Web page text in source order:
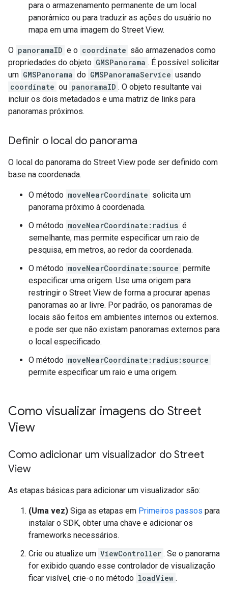
para o armazenamento permanente de um local
panorâmico ou para traduzir as ações do usuário no
mapa em uma imagem do Street View.
O panoramaID e o coordinate são armazenados como
propriedades do objeto GMSPanorama . É possível solicitar
um GMSPanorama do GMSPanoramaService usando
coordinate ou panoramaID . O objeto resultante vai
incluir os dois metadados e uma matriz de links para
panoramas próximos.
Definir o local do panorama
O local do panorama do Street View pode ser definido com
base na coordenada.
O método moveNearCoordinate solicita um
panorama próximo à coordenada.
O método moveNearCoordinate:radius é
semelhante, mas permite especificar um raio de
pesquisa, em metros, ao redor da coordenada.
O método moveNearCoordinate:source permite
especificar uma origem. Use uma origem para
restringir o Street View de forma a procurar apenas
panoramas ao ar livre. Por padrão, os panoramas de
locais são feitos em ambientes internos ou externos.
e pode ser que não existam panoramas externos para
o local especificado.
O método moveNearCoordinate:radius:source
permite especificar um raio e uma origem.
Como visualizar imagens do Street
View
Como adicionar um visualizador do Street
View
As etapas básicas para adicionar um visualizador são:
(Uma vez) Siga as etapas em Primeiros passos para
instalar o SDK, obter uma chave e adicionar os
frameworks necessários.
Crie ou atualize um ViewController . Se o panorama
for exibido quando esse controlador de visualização
ficar visível, crie-o no método loadView .